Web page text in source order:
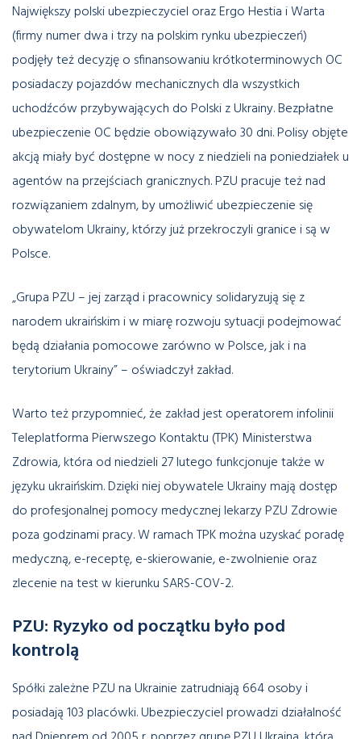
Największy polski ubezpieczyciel oraz Ergo Hestia i Warta
(firmy numer dwa i trzy na polskim rynku ubezpieczeń)
podjęły też decyzję o sfinansowaniu krótkoterminowych OC
posiadaczy pojazdów mechanicznych dla wszystkich
uchodźców przybywających do Polski z Ukrainy. Bezpłatne
ubezpieczenie OC będzie obowiązywało 30 dni. Polisy objęte
akcją miały być dostępne w nocy z niedzieli na poniedziałek u
agentów na przejściach granicznych. PZU pracuje też nad
rozwiązaniem zdalnym, by umożliwić ubezpieczenie się
obywatelom Ukrainy, którzy już przekroczyli granice i są w
Polsce.
„Grupa PZU – jej zarząd i pracownicy solidaryzują się z
narodem ukraińskim i w miarę rozwoju sytuacji podejmować
będą działania pomocowe zarówno w Polsce, jak i na
terytorium Ukrainy” – oświadczył zakład.
Warto też przypomnieć, że zakład jest operatorem infolinii
Teleplatforma Pierwszego Kontaktu (TPK) Ministerstwa
Zdrowia, która od niedzieli 27 lutego funkcjonuje także w
języku ukraińskim. Dzięki niej obywatele Ukrainy mają dostęp
do profesjonalnej pomocy medycznej lekarzy PZU Zdrowie
poza godzinami pracy. W ramach TPK można uzyskać poradę
medyczną, e-receptę, e-skierowanie, e-zwolnienie oraz
zlecenie na test w kierunku SARS-COV-2.
PZU: Ryzyko od początku było pod
kontrolą
Spółki zależne PZU na Ukrainie zatrudniają 664 osoby i
posiadają 103 placówki. Ubezpieczyciel prowadzi działalność